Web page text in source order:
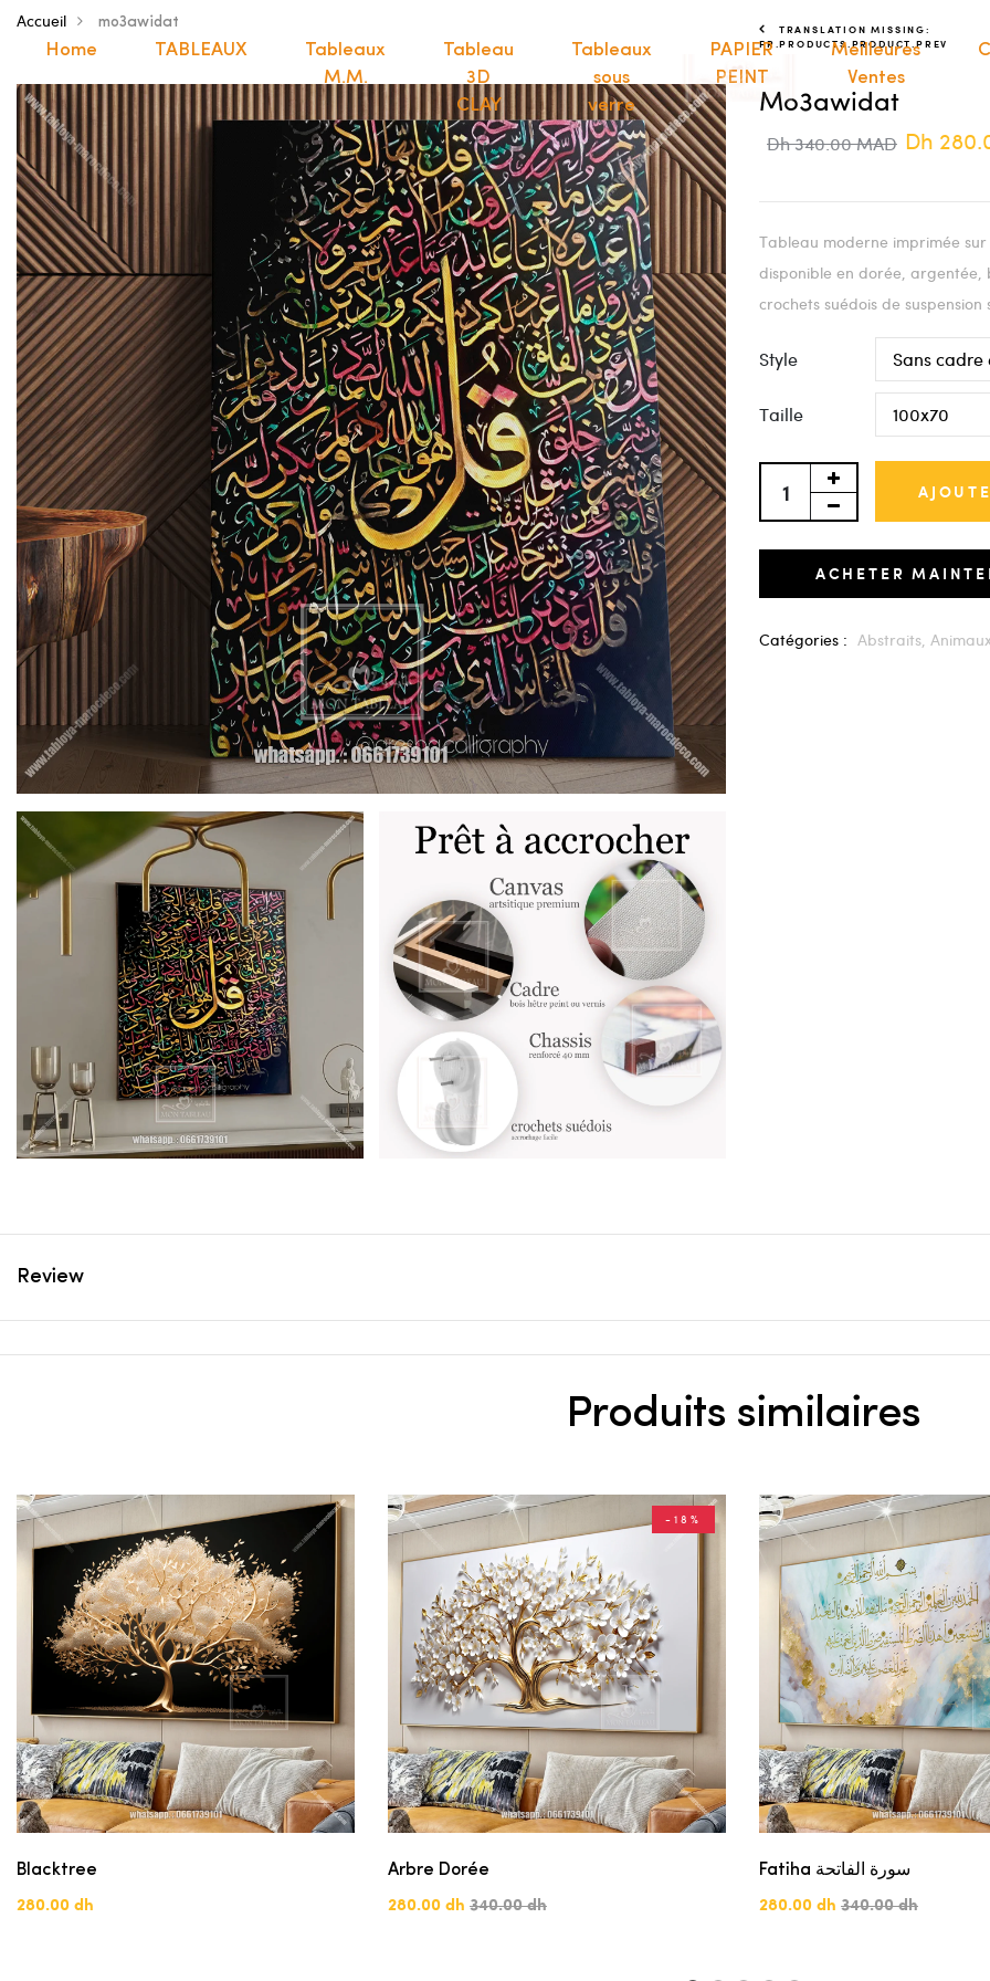
Home TABLEAUX
Tableaux
M.M.
Tableau
3D
CLAY
Tableaux
sous
verre
PAPIER
PEINT
Meilleures
Ventes
Accueil mo3awidat
TRANSLATION MISSING:
FR.PRODUCTS.PRODUCT.PREV
Mo3awidat
Dh 340.00 MAD Dh
Tableau moderne imprimée
disponible en dorée, argentée,
crochets suédois de
Style
Taille
ACHETER
Catégories : Abstraits,
Review
Produits similaires
Blacktree
280.00 dh
-18%
Arbre Dorée
280.00 dh 340.00 dh
Fatiha سورة الفاتحة
280.00 dh 340.00 dh